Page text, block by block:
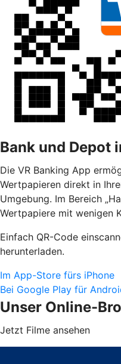
Bank und Depot
Die VR Banking App
Wertpapieren direkt in
Umgebung. Im Bereich
Wertpapiere mit wenigen
Einfach QR-Code
herunterladen.
Im App-Store fürs iPhone
Bei Google Play für
Unser Online-
Jetzt Filme ansehen